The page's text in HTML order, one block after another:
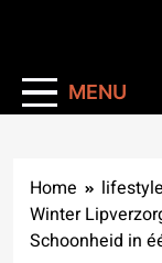
MENU
Home
lifestyle
Winter
Schoonheid in